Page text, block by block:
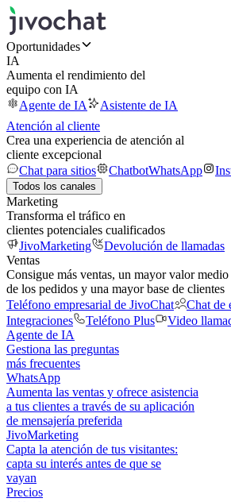
Oportunidades
IA
Aumenta el rendimiento del
equipo con IA
Agente de IA
Asistente de IA
Atención al cliente
Crea una experiencia de atención al
cliente excepcional
Chat para sitios
ChatbotWhatsApp
Todos los canales
Marketing
Transforma el tráfico en
clientes potenciales cualificados
JivoMarketing
Devolución de llamadas
Ventas
Consigue más ventas, un mayor valor medio
de los pedidos y una mayor base de clientes
Teléfono empresarial de JivoChat
Chat de
Integraciones
Teléfono Plus Video
Agente de IA
Gestiona las preguntas
más frecuentes
WhatsApp
Aumenta las ventas y ofrece asistencia
a tus clientes a través de su aplicación
de mensajería preferida
JivoMarketing
Capta la atención de tus visitantes:
capta su interés antes de que se
vayan
Precios